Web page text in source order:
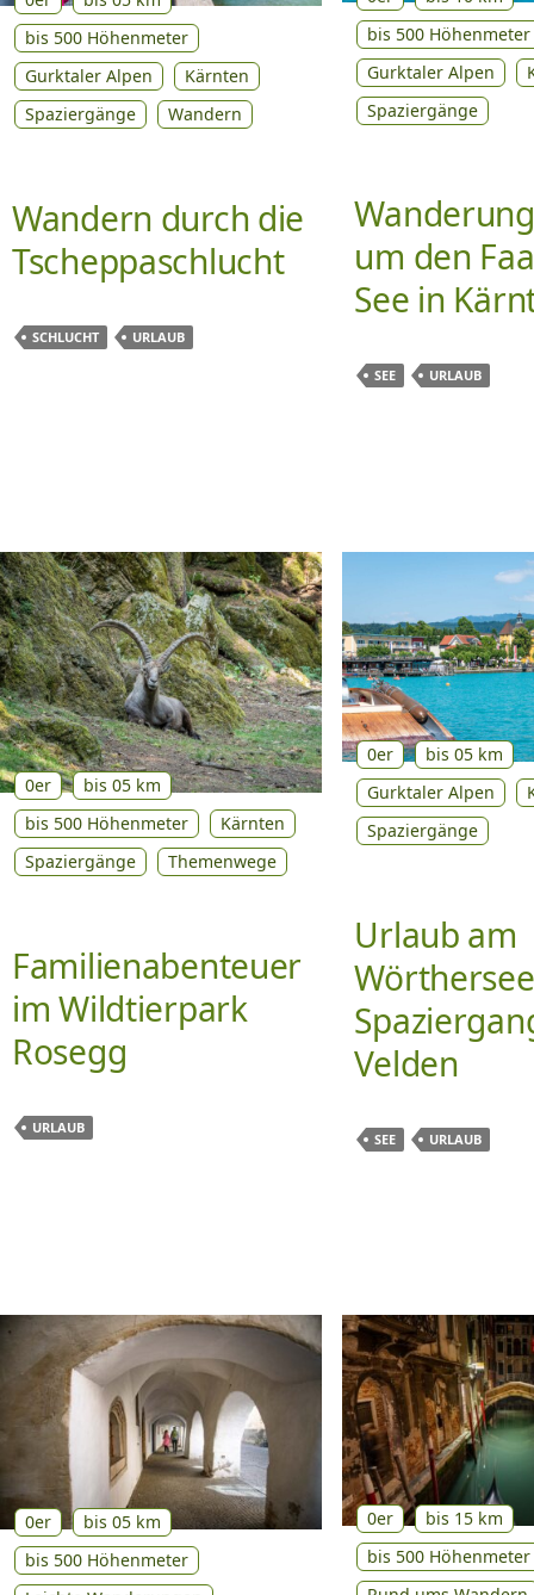
bis 500 Höhenmeter
Gurktaler Alpen
Kärnten
Spaziergänge
Wandern
Wandern durch die
Tscheppaschlucht
SCHLUCHT URLAUB
bis 500 Höhenmeter
Gurktaler Alpen
Spaziergänge
um den
See in
SEE URLAUB
0er
bis 05 km
bis 500 Höhenmeter
Kärnten
Spaziergänge
Themenwege
Familienabenteuer
im Wildtierpark
Rosegg
URLAUB
0er
bis 05 km
Gurktaler Alpen
Spaziergänge
Urlaub am
Velden
SEE URLAUB
0er
bis 05 km
bis 500 Höhenmeter
0er
bis 15 km
bis 500 Höhenmeter